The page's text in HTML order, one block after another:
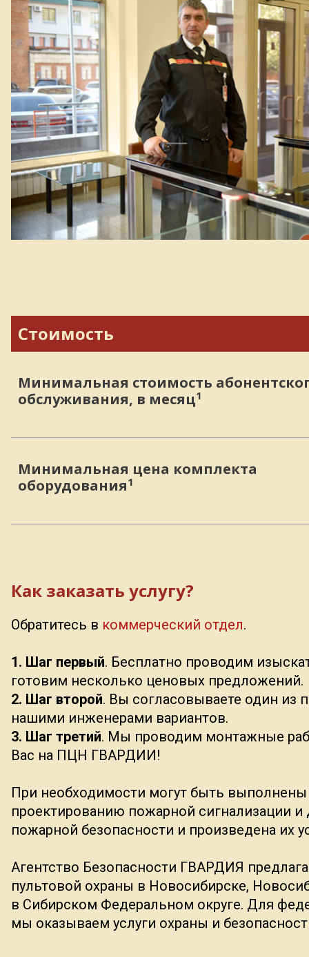
Стоимость
Минимальная стоимость
обслуживания, в месяц1
Минимальная цена комплекта
оборудования1
Как заказать услугу?
Обратитесь в коммерческий отдел.
1. Шаг первый. Бесплатно проводим
готовим несколько ценовых предложений.
2. Шаг второй. Вы согласовываете один из
нашими инженерами вариантов.
3. Шаг третий. Мы проводим монтажные
Вас на ПЦН ГВАРДИИ!
При необходимости могут быть
проектированию пожарной сигнализации и
пожарной безопасности и произведена их
Агентство Безопасности ГВАРДИЯ
пультовой охраны в Новосибирске,
в Сибирском Федеральном округе. Для
мы оказываем услуги охраны и